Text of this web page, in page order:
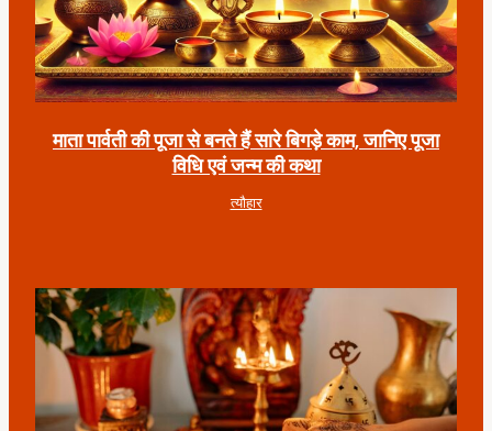
माता पार्वती की पूजा से बनते हैं सारे बिगड़े काम, जानिए पूजा
विधि एवं जन्म की कथा
त्यौहार